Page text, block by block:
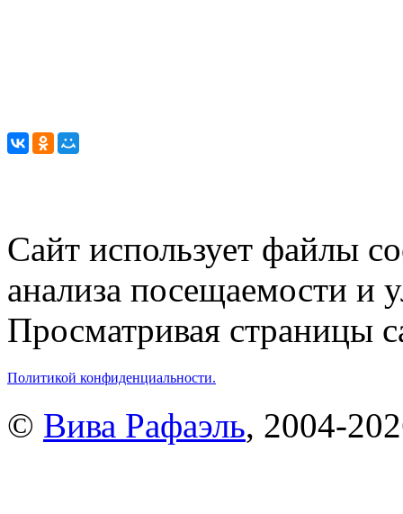
Сайт использует файлы
анализа посещаемости и
Просматривая страницы
Политикой конфиденциальности.
© Вива Рафаэль, 2004-